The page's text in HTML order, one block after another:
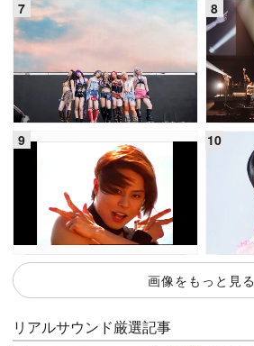
画像をもっと見る
リアルサウンド厳選記事